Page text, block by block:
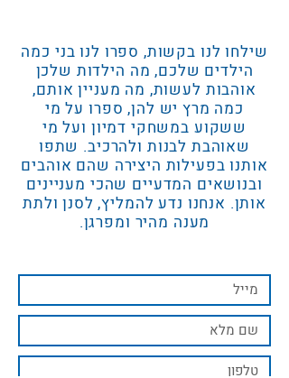
שילחו לנו בקשות, ספרו לנו בני כמה
הילדים שלכם, מה הילדות שלכן
אוהבות לעשות, מה מעניין אותם,
כמה מרץ יש להן, ספרו על מי
ששקוע במשחקי דמיון ועל מי
שאוהבת לבנות ולהרכיב. שתפו
אותנו בפעילות היצירה שהם אוהבים
ובנושאים המדעיים שהכי מעניינים
אותן. אנחנו נדע להמליץ, לסנן ולתת
מענה מהיר ומפרגן.